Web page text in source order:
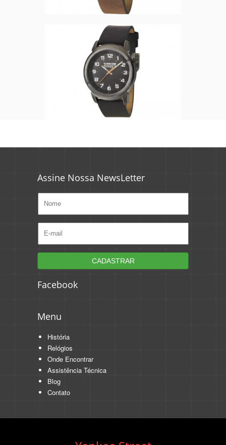
Assine Nossa NewsLetter
Facebook
Menu
História
Relógios
Onde Encontrar
Assistência Técnica
Blog
Contato